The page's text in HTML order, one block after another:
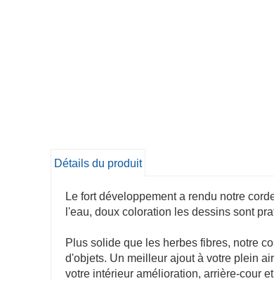
Détails du produit
Le fort développement a rendu notre
l'eau, doux coloration les dessins sont
Plus solide que les herbes fibres, notre
d'objets. Un meilleur ajout à votre plein
votre intérieur amélioration, arrière-cour